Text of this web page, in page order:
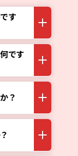
す
です
？